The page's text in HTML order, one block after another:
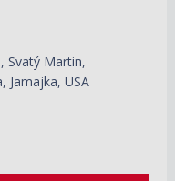
Svatý Martin,
Jamajka, USA